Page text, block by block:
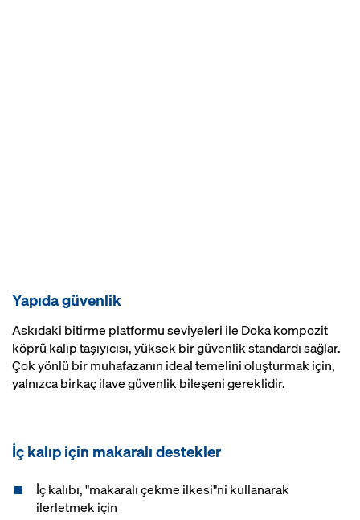
Yapıda güvenlik
Askıdaki bitirme platformu seviyeleri ile Doka kompozit
köprü kalıp taşıyıcısı, yüksek bir güvenlik standardı sağlar.
Çok yönlü bir muhafazanın ideal temelini oluşturmak için,
yalnızca birkaç ilave güvenlik bileşeni gereklidir.
İç kalıp için makaralı destekler
İç kalıbı, "makaralı çekme ilkesi"ni kullanarak
ilerletmek için